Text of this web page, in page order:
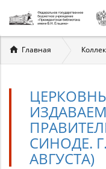
Вы
здесь
Главная
СИНОДЕ.
АВГУСТА)